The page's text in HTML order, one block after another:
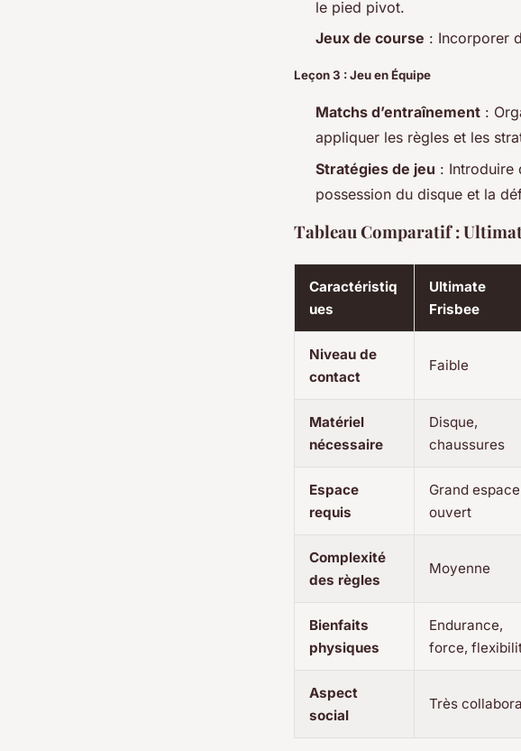
le pied pivot.
Jeux de course : Incorporer
Leçon 3 : Jeu en Équipe
Matchs d’entraînement :
appliquer les règles et les
Stratégies de jeu : Introduire
possession du disque et la
Tableau Comparatif :
Caractéristiq
ues
Ultimate
Frisbee
Niveau de
contact
Faible
Matériel
nécessaire
Disque,
chaussures
Espace
requis
Grand espace
ouvert
Complexité
des règles
Moyenne
Bienfaits
physiques
Endurance,
force,
Aspect
social
Très